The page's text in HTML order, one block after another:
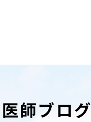
医師ブログ